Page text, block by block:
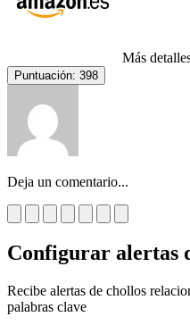
Más
Puntuación: 398
Deja un comentario...
Configurar alertas
Recibe alertas de chollos
palabras clave